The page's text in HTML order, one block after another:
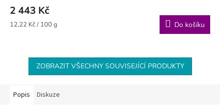
2 443 Kč
Měrná
12,22 Kč / 100 g Do košíku
ZOBRAZIT VŠECHNY SOUVISEJÍCÍ PRODUKTY
Popis Diskuze